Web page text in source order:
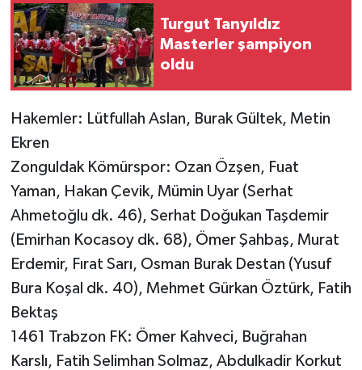
Turgut Tanyıldız
Masterler şampiyon
oldu
Hakemler: Lütfullah Aslan, Burak Gültek, Metin
Ekren
Zonguldak Kömürspor: Ozan Özşen, Fuat
Yaman, Hakan Çevik, Mümin Uyar (Serhat
Ahmetoğlu dk. 46), Serhat Doğukan Taşdemir
(Emirhan Kocasoy dk. 68), Ömer Şahbaş, Murat
Erdemir, Fırat Sarı, Osman Burak Destan (Yusuf
Bura Koşal dk. 40), Mehmet Gürkan Öztürk, Fatih
Bektaş
1461 Trabzon FK: Ömer Kahveci, Buğrahan
Karslı, Fatih Selimhan Solmaz, Abdulkadir Korkut